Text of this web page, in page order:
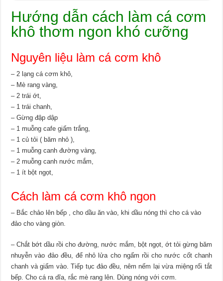
Hướng dẫn cách làm cá cơm
khô thơm ngon khó cưỡng
Nguyên liệu làm cá cơm khô
– 2 lạng cá cơm khô,
– Mè rang vàng,
– 2 trái ớt,
– 1 trái chanh,
– Gừng đập dập
– 1 muỗng cafe giấm trắng,
– 1 củ tỏi ( băm nhỏ ),
– 1 muỗng canh đường vàng,
– 2 muỗng canh nước mắm,
– 1 ít bột ngọt,
Cách làm cá cơm khô ngon
– Bắc chảo lên bếp , cho dầu ăn vào, khi dầu nóng thì cho cá vào
đảo cho vàng giòn.
– Chắt bớt dầu rồi cho đường, nước mắm, bột ngọt, ớt tỏi gừng băm
nhuyễn vào đảo đều, để nhỏ lửa cho ngấm rồi cho nước cốt chanh
chanh và giấm vào. Tiếp tục đảo đều, nêm nếm lại vừa miệng rối tắt
bếp. Cho cá ra dĩa, rắc mè rang lên. Dùng nóng với cơm.